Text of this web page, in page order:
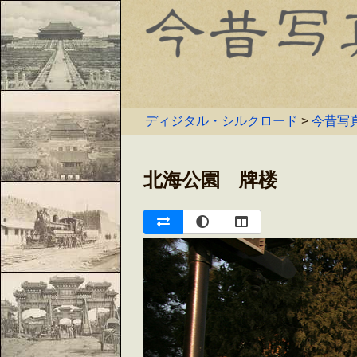
ディジタル・シルクロード > 今昔写
北海公園 牌楼